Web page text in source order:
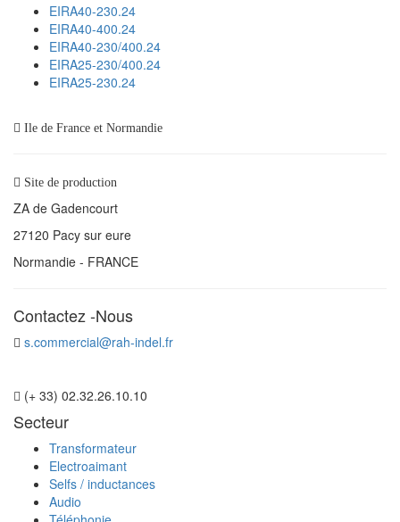
EIRA40-230.24
EIRA40-400.24
EIRA40-230/400.24
EIRA25-230/400.24
EIRA25-230.24
Ile de France et Normandie
Site de production
ZA de Gadencourt
27120 Pacy sur eure
Normandie - FRANCE
Contactez -Nous
s.commercial@rah-indel.fr
(+ 33) 02.32.26.10.10
Secteur
Transformateur
Electroaimant
Selfs / inductances
Audio